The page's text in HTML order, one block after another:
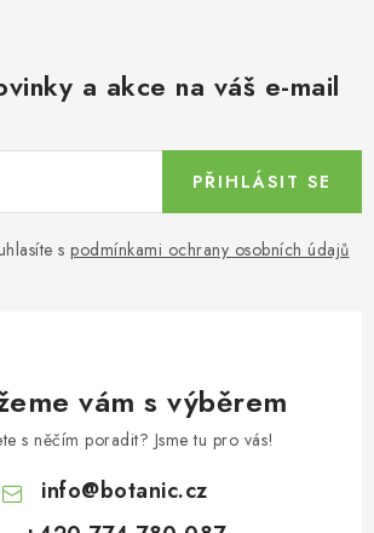
a akce na váš e-mail
s podmínkami ochrany osobních údajů
PŘIHLÁSIT SE
vám s výběrem
s něčím poradit? Jsme tu pro vás!
info@botanic.cz